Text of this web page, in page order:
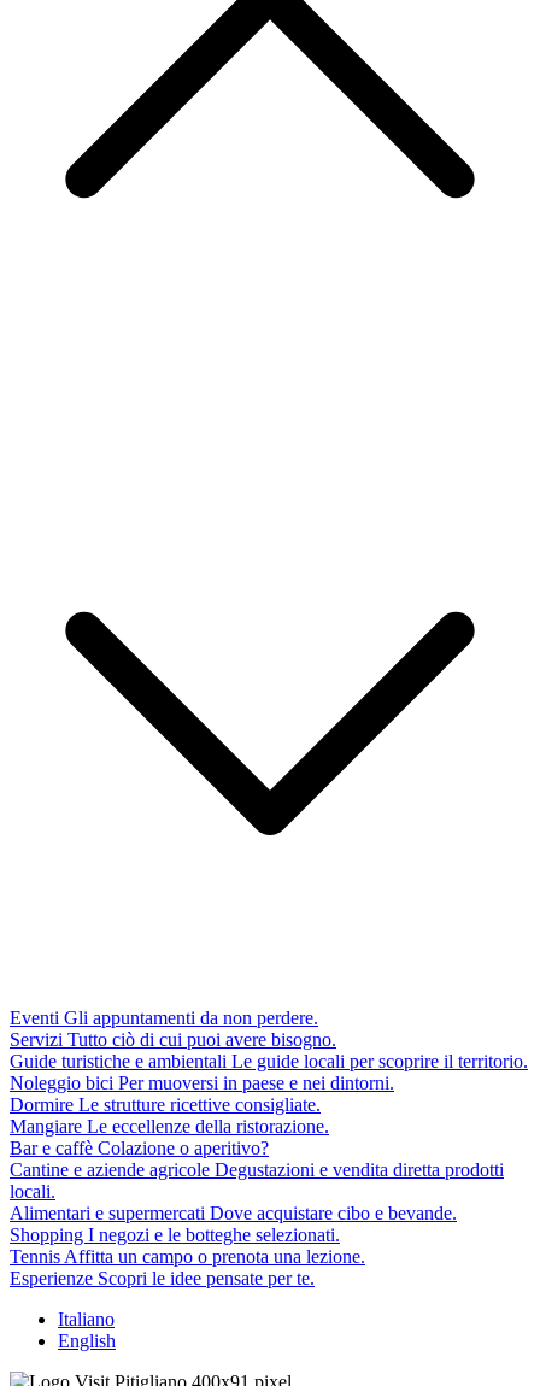
Eventi Gli appuntamenti da non perdere.
Servizi Tutto ciò di cui puoi avere bisogno.
Guide turistiche e ambientali Le guide locali per scoprire il territorio.
Noleggio bici Per muoversi in paese e nei dintorni.
Dormire Le strutture ricettive consigliate.
Mangiare Le eccellenze della ristorazione.
Bar e caffè Colazione o aperitivo?
Cantine e aziende agricole Degustazioni e vendita diretta prodotti
locali.
Alimentari e supermercati Dove acquistare cibo e bevande.
Shopping I negozi e le botteghe selezionati.
Tennis Affitta un campo o prenota una lezione.
Esperienze Scopri le idee pensate per te.
Italiano
English